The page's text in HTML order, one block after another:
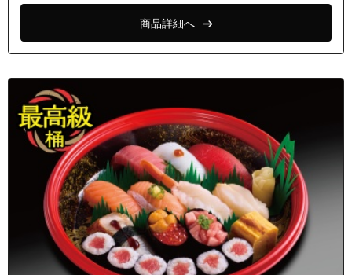
商品詳細へ